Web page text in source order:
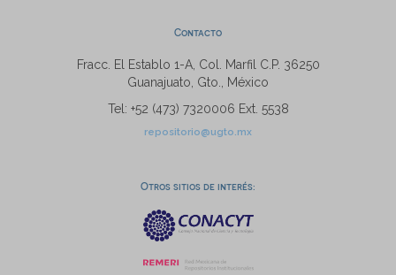
Contacto
Fracc. El Establo 1-A, Col. Marfil C.P. 36250
Guanajuato, Gto., México
Tel: +52 (473) 7320006 Ext. 5538
repositorio@ugto.mx
Otros sitios de interés: